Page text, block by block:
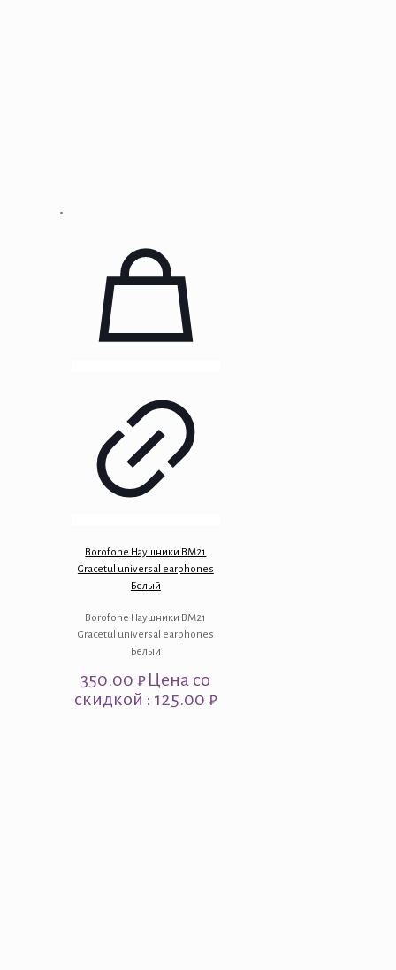
Borofone Наушники BM21
Gracetul universal earphones
Белый
Borofone Наушники BM21
Gracetul universal earphones
Белый
350.00₽Цена со
скидкой : 125.00 ₽